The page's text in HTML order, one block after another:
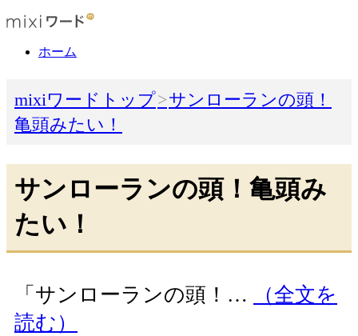
ホーム
mixiワードトップ
サンローランの頭！
亀頭みたい！
サンローランの頭！亀頭み
たい！
「サンローランの頭！…
（全文を
読む）